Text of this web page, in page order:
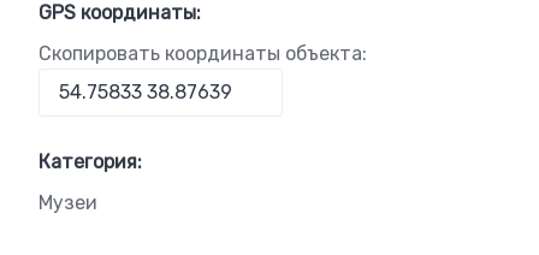
GPS координаты:
Скопировать координаты объекта:
Категория:
Музеи